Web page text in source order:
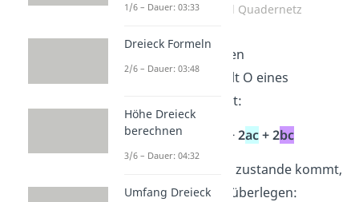
Quader und Quadernetz
DieFormelfür den
Oberflächeninhalt O eines
Quaders ist damit:
O =
+ 2ac+ 2bc
Wie diese Formel zustande kommt,
kannst du dir so überlegen:
1/6 – Dauer: 03:33
Dreieck Formeln
2/6 – Dauer: 03:48
Höhe Dreieck
berechnen
3/6 – Dauer: 04:32
Umfang Dreieck